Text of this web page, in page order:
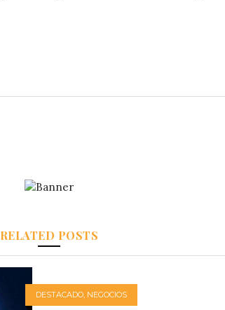
RELATED POSTS
DESTACADO, NEGOCIOS